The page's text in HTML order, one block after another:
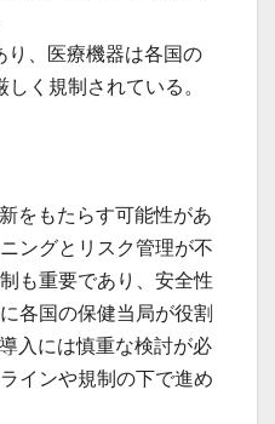
り、医療機器は各国の
く規制されている。
をもたらす可能性があ
ングとリスク管理が不
も重要であり、安全性
各国の保健当局が役割
入には慎重な検討が必
インや規制の下で進め